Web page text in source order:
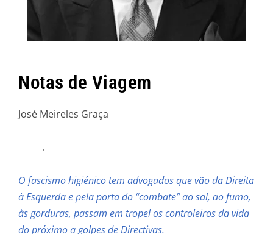
Notas de Viagem
José Meireles Graça
.
O fascismo higiénico tem advogados que vão da Direita
à Esquerda e pela porta do “combate” ao sal, ao fumo,
às gorduras, passam em tropel os controleiros da vida
do próximo a golpes de Directivas.